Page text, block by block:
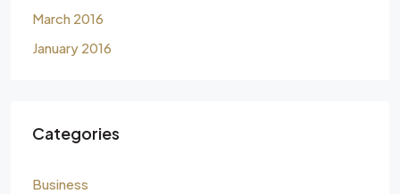
March 2016
January 2016
Categories
Business